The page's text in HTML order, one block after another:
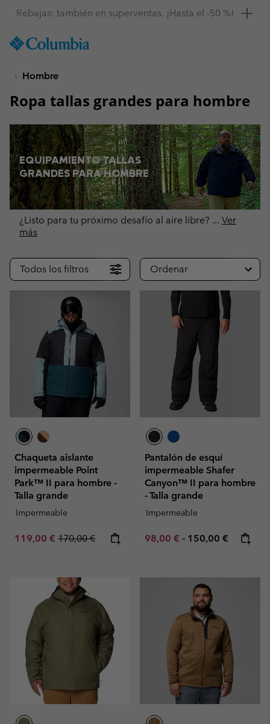
TO
SKIP
MAIN
NAV
SKIP
TO
SEARCH
Consigue un 10 % de descuento
Hombre
Ropa tallas grandes para hombre
EQUIPAMIENTO TALLAS
GRANDES PARA HOMBRE
¿Listo para tu próximo desafío al aire libre? ... Ver
más
Todos los filtros Ordenar
Chaqueta aislante
impermeable Point
Park™ II para hombre -
Talla grande
Impermeable
Sale price:
119,00 € Regular price:
170,00 €
Pantalón de esquí
impermeable Shafer
Canyon™ II para hombre
- Talla grande
Impermeable
Minimum sale price:
98,00 € - Maximum price:
150,00 €